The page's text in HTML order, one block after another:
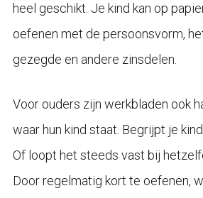
heel geschikt. Je kind kan op
oefenen met de persoonsvorm,
gezegde en andere zinsdelen.
Voor ouders zijn werkbladen ook
waar hun kind staat. Begrijpt je
Of loopt het steeds vast bij
Door regelmatig kort te oefenen,